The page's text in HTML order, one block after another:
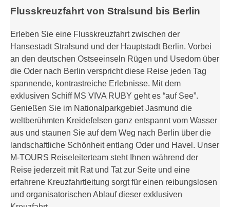
Flusskreuzfahrt von Stralsund bis Berlin
Erleben Sie eine Flusskreuzfahrt zwischen der
Hansestadt Stralsund und der Hauptstadt Berlin. Vorbei
an den deutschen Ostseeinseln Rügen und Usedom über
die Oder nach Berlin verspricht diese Reise jeden Tag
spannende, kontrastreiche Erlebnisse. Mit dem
exklusiven Schiff MS VIVA RUBY geht es “auf See”.
Genießen Sie im Nationalparkgebiet Jasmund die
weltberühmten Kreidefelsen ganz entspannt vom Wasser
aus und staunen Sie auf dem Weg nach Berlin über die
landschaftliche Schönheit entlang Oder und Havel. Unser
M-TOURS Reiseleiterteam steht Ihnen während der
Reise jederzeit mit Rat und Tat zur Seite und eine
erfahrene Kreuzfahrtleitung sorgt für einen reibungslosen
und organisatorischen Ablauf dieser exklusiven